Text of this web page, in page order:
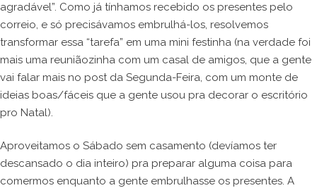
agradável”. Como já tínhamos recebido os presentes pelo
correio, e só precisávamos embrulhá-los, resolvemos
transformar essa “tarefa” em uma mini festinha (na verdade foi
mais uma reuniãozinha com um casal de amigos, que a gente
vai falar mais no post da Segunda-Feira, com um monte de
ideias boas/fáceis que a gente usou pra decorar o escritório
pro Natal).
Aproveitamos o Sábado sem casamento (devíamos ter
descansado o dia inteiro) pra preparar alguma coisa para
comermos enquanto a gente embrulhasse os presentes. A